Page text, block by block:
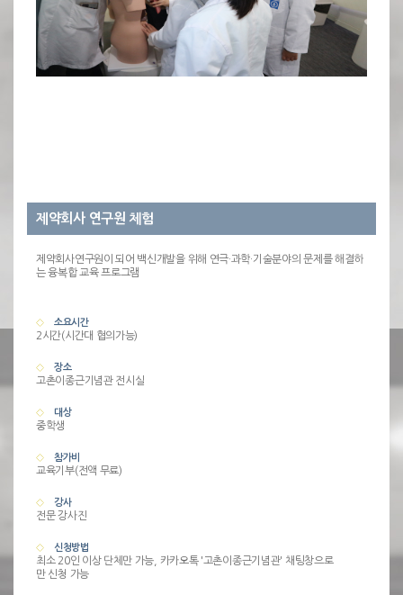
제약회사 연구원 체험
제약회사연구원이 되어 백신개발을 위해 연극·과학·기술분야의 문제를 해결하
는 융복합 교육 프로그램
소요시간
2시간(시간대 협의가능)
장소
고촌이종근기념관 전시실
대상
중학생
참가비
교육기부(전액 무료)
강사
전문 강사진
신청방법
최소 20인 이상 단체만 가능, 카카오톡 '고촌이종근기념관' 채팅창으로
만 신청 가능